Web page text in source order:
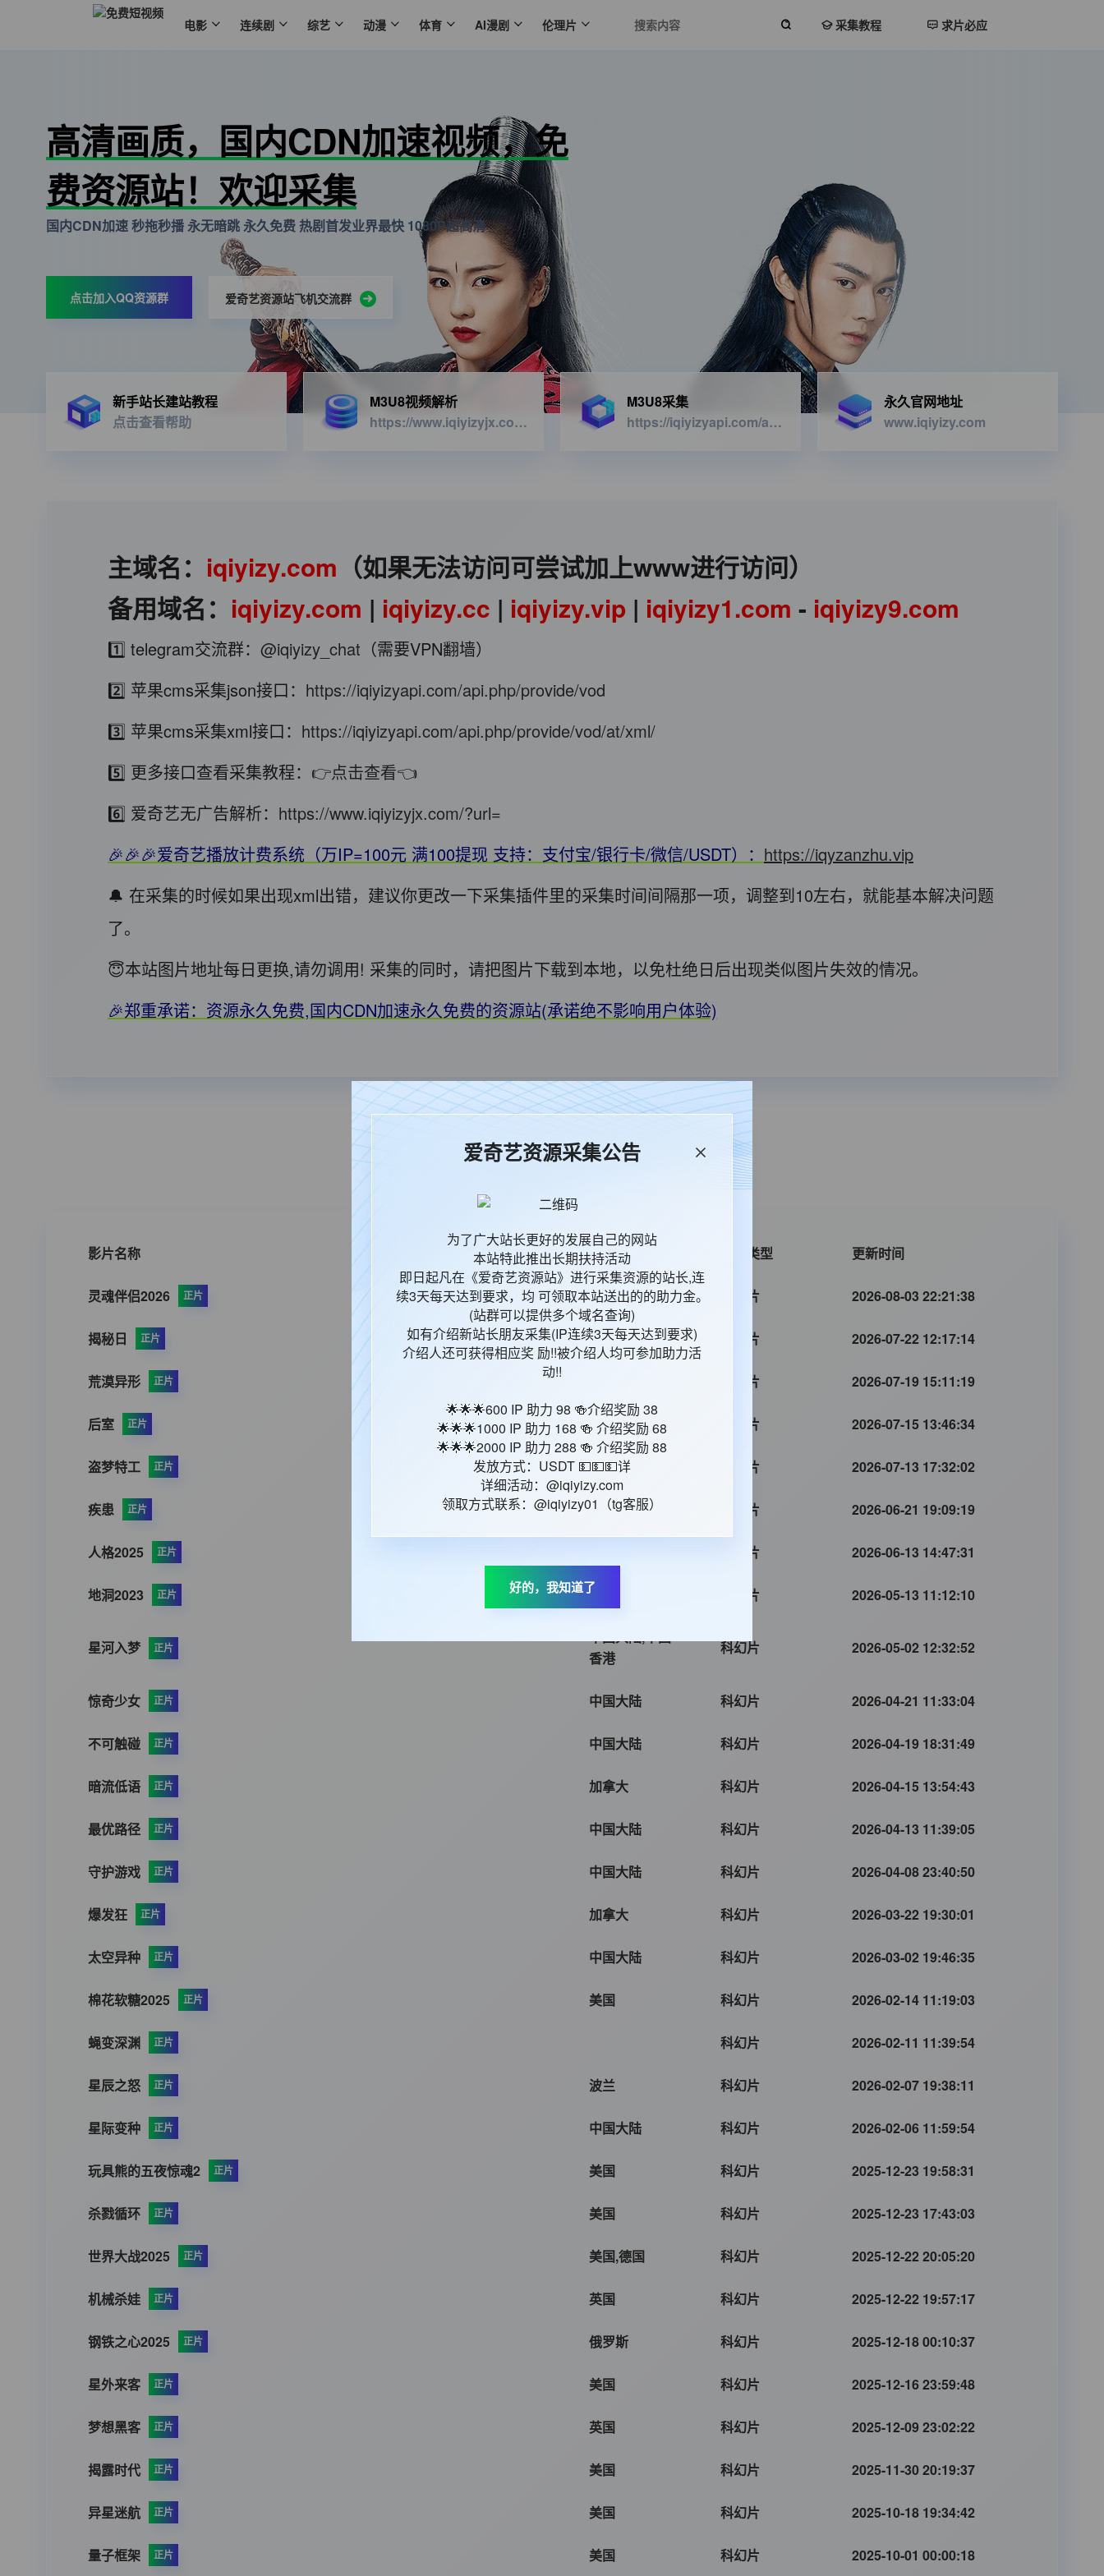
电影 连续剧 综艺 动漫 体育 AI漫剧 伦理片 采集教程 求片必应
高清画质，国内CDN加速视频，免
费资源站！欢迎采集
国内CDN加速 秒拖秒播 永无暗跳 永久免费 热剧首发业界最快 1080P超高清
点击加入QQ资源群 爱奇艺资源站飞机交流群
新手站长建站教程
点击查看帮助
M3U8视频解析
https://www.iqiyizyjx.com/?url=
M3U8采集
https://iqiyizyapi.com/api.php/provide/vod/from/snm3u8/at/xml
永久官网地址
www.iqiyizy.com
主域名： iqiyizy.com （如果无法访问可尝试加上www进行访问）
备用域名： iqiyizy.com | iqiyizy.cc | iqiyizy.vip | iqiyizy1.com - iqiyizy9.com
1️⃣ telegram交流群： @iqiyizy_chat （需要VPN翻墙）
2️⃣ 苹果cms采集json接口： https://iqiyizyapi.com/api.php/provide/vod
3️⃣ 苹果cms采集xml接口： https://iqiyizyapi.com/api.php/provide/vod/at/xml/
5️⃣ 更多接口查看采集教程： 👉点击查看👈
6️⃣ 爱奇艺无广告解析： https://www.iqiyizyjx.com/?url=
🎉🎉🎉爱奇艺播放计费系统（万IP=100元 满100提现 支持：支付宝/银行卡/微信/USDT）： https://iqyzanzhu.vip
🔔 在采集的时候如果出现xml出错，建议你更改一下采集插件里的采集时间间隔那一项，调整到10左右，就能基本解决问题
了。
😇本站图片地址每日更换,请勿调用! 采集的同时，请把图片下载到本地，以免杜绝日后出现类似图片失效的情况。
🎉郑重承诺：资源永久免费,国内CDN加速永久免费的资源站(承诺绝不影响用户体验)
本站统计 65599 今日更新 18
影片名称 影片地区 影片类型 更新时间
灵魂伴侣2026 正片 美国 科幻片 2026-08-03 22:21:38
揭秘日 正片 美国 科幻片 2026-07-22 12:17:14
荒漠异形 正片 科幻片 2026-07-19 15:11:19
后室 正片 美国 科幻片 2026-07-15 13:46:34
盗梦特工 正片 中国大陆 科幻片 2026-07-13 17:32:02
疾患 正片 美国 科幻片 2026-06-21 19:09:19
人格2025 正片 科幻片 2026-06-13 14:47:31
地洞2023 正片 美国 科幻片 2026-05-13 11:12:10
星河入梦 正片
中国大陆,中国
香港
科幻片 2026-05-02 12:32:52
惊奇少女 正片 中国大陆 科幻片 2026-04-21 11:33:04
不可触碰 正片 中国大陆 科幻片 2026-04-19 18:31:49
暗流低语 正片 加拿大 科幻片 2026-04-15 13:54:43
最优路径 正片 中国大陆 科幻片 2026-04-13 11:39:05
守护游戏 正片 中国大陆 科幻片 2026-04-08 23:40:50
爆发狂 正片 加拿大 科幻片 2026-03-22 19:30:01
太空异种 正片 中国大陆 科幻片 2026-03-02 19:46:35
棉花软糖2025 正片 美国 科幻片 2026-02-14 11:19:03
蝇变深渊 正片 科幻片 2026-02-11 11:39:54
星辰之怒 正片 波兰 科幻片 2026-02-07 19:38:11
星际变种 正片 中国大陆 科幻片 2026-02-06 11:59:54
玩具熊的五夜惊魂2 正片 美国 科幻片 2025-12-23 19:58:31
杀戮循环 正片 美国 科幻片 2025-12-23 17:43:03
世界大战2025 正片 美国,德国 科幻片 2025-12-22 20:05:20
机械杀娃 正片 英国 科幻片 2025-12-22 19:57:17
钢铁之心2025 正片 俄罗斯 科幻片 2025-12-18 00:10:37
星外来客 正片 美国 科幻片 2025-12-16 23:59:48
梦想黑客 正片 英国 科幻片 2025-12-09 23:02:22
揭露时代 正片 美国 科幻片 2025-11-30 20:19:37
异星迷航 正片 美国 科幻片 2025-10-18 19:34:42
量子框架 正片 美国 科幻片 2025-10-01 00:00:18
爱奇艺资源采集公告
为了广大站长更好的发展自己的网站
本站特此推出长期扶持活动
即日起凡在《爱奇艺资源站》进行采集资源的站长,连
续3天每天达到要求，均 可领取本站送出的的助力金。
(站群可以提供多个域名查询)
如有介绍新站长朋友采集(IP连续3天每天达到要求)
介绍人还可获得相应奖 励!!被介绍人均可参加助力活
动!!
🌟🌟🌟600 IP 助力 98 🍻介绍奖励 38
🌟🌟🌟1000 IP 助力 168 🍻 介绍奖励 68
🌟🌟🌟2000 IP 助力 288 🍻 介绍奖励 88
发放方式：USDT 💵💵💵详
详细活动：@iqiyizy.com
领取方式联系：@iqiyizy01（tg客服）
好的，我知道了